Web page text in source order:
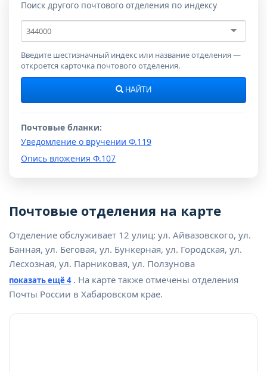
Поиск другого почтового отделения по индексу
Почтовый
индекс
Введите шестизначный индекс или название отделения —
откроется карточка почтового отделения.
НАЙТИ
Почтовые бланки:
Уведомление о вручении Ф.119
Опись вложения Ф.107
Почтовые отделения на карте
Отделение обслуживает 12 улиц: ул. Айвазовского, ул.
Банная, ул. Беговая, ул. Бункерная, ул. Городская, ул.
Лесхозная, ул. Парниковая, ул. Ползунова
показать ещё 4 . На карте также отмечены отделения
Почты России в Хабаровском крае.